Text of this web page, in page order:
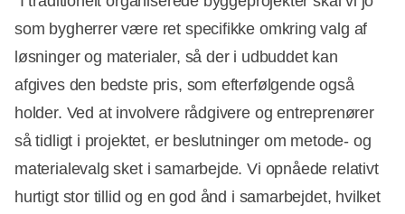
som bygherrer være ret specifikke omkring valg af
løsninger og materialer, så der i udbuddet kan
afgives den bedste pris, som efterfølgende også
holder. Ved at involvere rådgivere og entreprenører
så tidligt i projektet, er beslutninger om metode- og
materialevalg sket i samarbejde. Vi opnåede relativt
hurtigt stor tillid og en god ånd i samarbejdet, hvilket